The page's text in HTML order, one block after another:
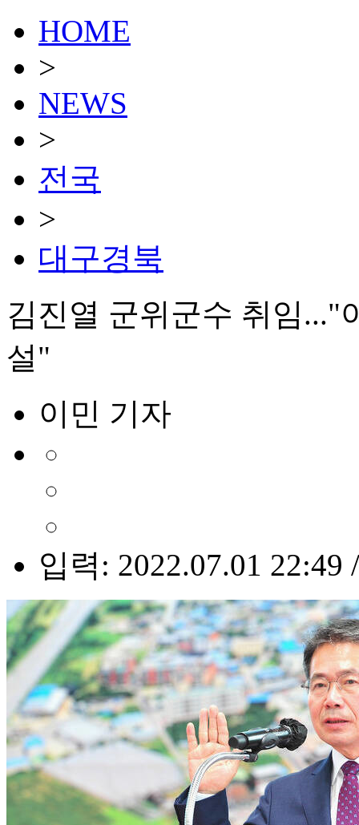
HOME
>
NEWS
>
전국
>
대구경북
김진열 군위군수 취임..."
설"
이민 기자
입력: 2022.07.01 22:49